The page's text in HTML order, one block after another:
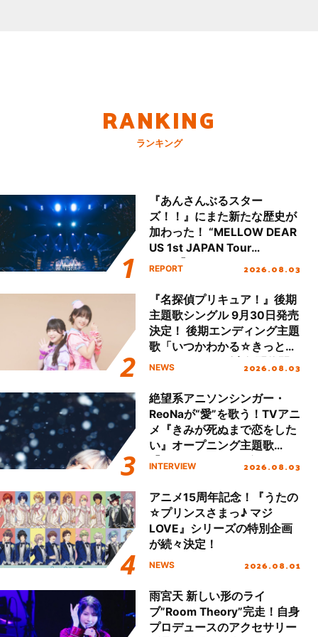
RANKING
ランキング
『あんさんぶるスター
ズ！！』にまた新たな歴史が
加わった！ “MELLOW DEAR
US 1st JAPAN Tour
Final「NICE to meet YOU
ート!!
REPORT 2026.08.03
『名探偵プリキュア！』後期
主題歌シングル 9月30日発売
決定！ 後期エンディング主題
歌「いつかわかる☆きっとあ
える」TVサイズ先行配信開
NEWS 2026.08.03
絶望系アニソンシンガー・
ReoNaが“愛”を歌う！TVアニ
メ『きみが死ぬまで恋をした
い』オープニング主題歌
「Amore」インタビュー
INTERVIEW 2026.08.03
アニメ15周年記念！『うたの
☆プリンスさまっ♪ マジ
LOVE』シリーズの特別企画
が続々決定！
NEWS 2026.08.01
雨宮天 新しい形のライ
ブ”Room Theory”完走！自身
プロデュースのアクセサリー